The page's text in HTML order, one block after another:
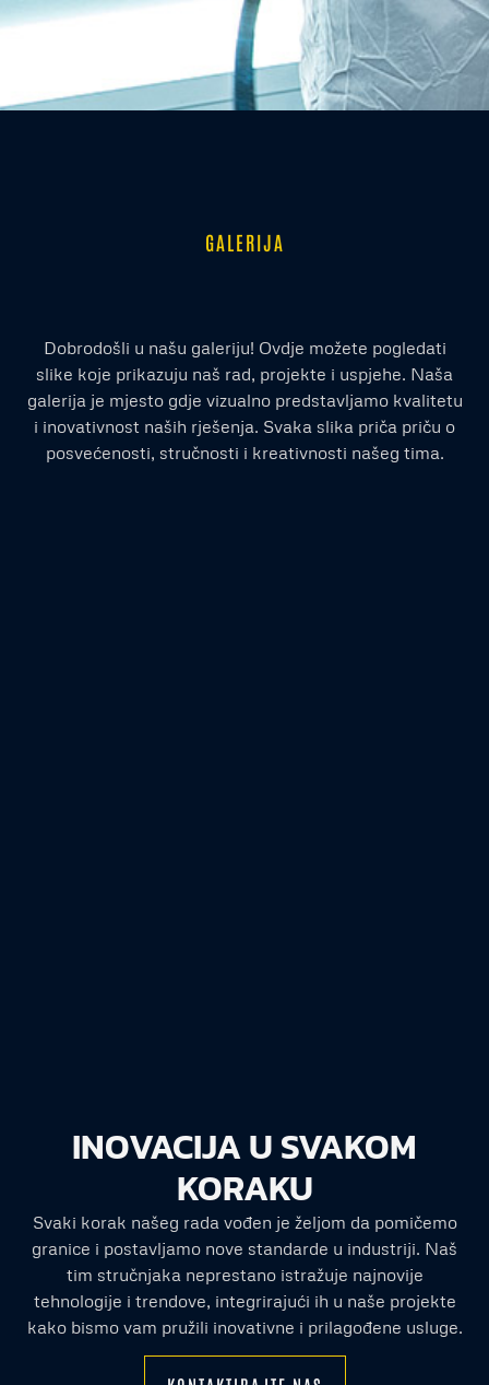
GALERIJA
Dobrodošli u našu galeriju! Ovdje možete pogledati
slike koje prikazuju naš rad, projekte i uspjehe. Naša
galerija je mjesto gdje vizualno predstavljamo kvalitetu
i inovativnost naših rješenja. Svaka slika priča priču o
posvećenosti, stručnosti i kreativnosti našeg tima.
INOVACIJA U SVAKOM
KORAKU
Svaki korak našeg rada vođen je željom da pomičemo
granice i postavljamo nove standarde u industriji. Naš
tim stručnjaka neprestano istražuje najnovije
tehnologije i trendove, integrirajući ih u naše projekte
kako bismo vam pružili inovativne i prilagođene usluge.